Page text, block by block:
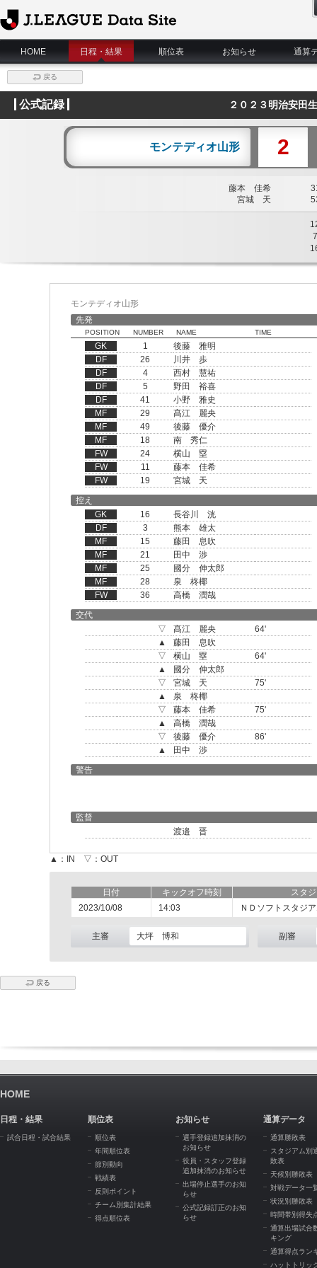
J.League Data Site
HOME
日程・結果 順位表 お知らせ 通算
戻る
公式記録 ２０２３明治安田
モンテディオ山形 2
藤本 佳希
宮城 天
7
モンテディオ山形
先発
POSITION NUMBER NAME TIME
GK 1
後藤 雅明
DF
26
川井 歩
DF
4
西村 慧祐
DF
5
野田 裕喜
DF
41
小野 雅史
MF
29
髙江 麗央
MF
49
後藤 優介
MF
18
南 秀仁
FW
24
横山 塁
FW
11
藤本 佳希
FW
19
宮城 天
控え
GK
16
長谷川 洸
DF
3
熊本 雄太
MF
15
藤田 息吹
MF
21
田中 渉
MF
25
國分 伸太郎
MF
28
泉 柊椰
FW
36
高橋 潤哉
交代
▽
髙江 麗央
64'
▲
藤田 息吹
▽
横山 塁
64'
▲
國分 伸太郎
▽
宮城 天
75'
▲
泉 柊椰
▽
藤本 佳希
75'
▲
高橋 潤哉
▽
後藤 優介
86'
▲
田中 渉
警告
監督
渡邉 晋
▲：IN ▽：OUT
日付 キックオフ時刻
スタ
2023/10/08
14:03 ＮＤソフトスタジ
主審 大坪 博和 副審
戻る
HOME
日程・結果
試合日程・試合結果
順位表
順位表
年間順位表
節別動向
戦績表
反則ポイント
チーム別集計結果
得点順位表
お知らせ
選手登録追加抹消の
お知らせ
役員・スタッフ登録
追加抹消のお知らせ
出場停止選手のお知
らせ
公式記録訂正のお知
らせ
通算データ
通算勝敗表
スタジアム別
敗表
天候別勝敗表
対戦データ一
状況別勝敗表
時間帯別得失
通算出場試合
キング
通算得点ラン
ハットトリッ